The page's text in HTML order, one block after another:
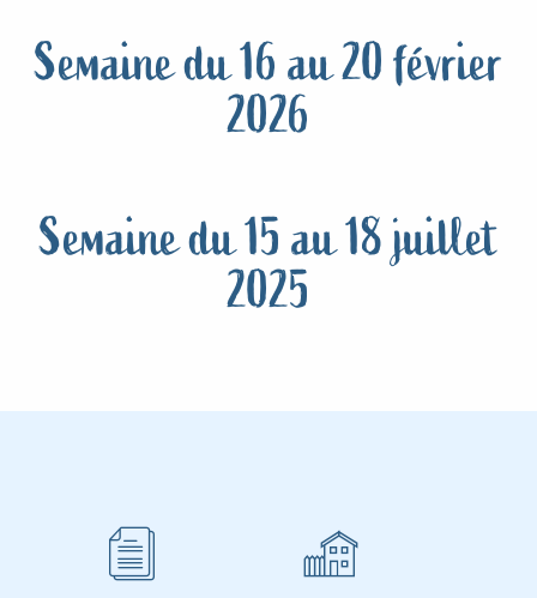
Semaine du 16 au 20 février
2026
Semaine du 15 au 18 juillet
2025